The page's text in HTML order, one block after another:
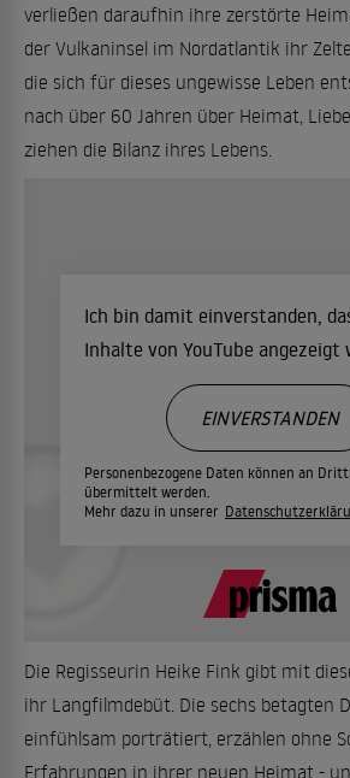
verließen daraufhin ihre zerstörte
der Vulkaninsel im Nordatlantik ihr
die sich für dieses ungewisse Leben
nach über 60 Jahren über Heimat,
ziehen die Bilanz ihres Lebens.
Ich bin damit einverstanden,
Inhalte von YouTube angezeigt
Personenbezogene Daten können an
übermittelt werden.
Mehr dazu in unserer
EINVERSTANDEN
Die Regisseurin Heike Fink gibt mit
ihr Langfilmdebüt. Die sechs betagten
einfühlsam porträtiert, erzählen ohne
Erfahrungen in ihrer neuen Heimat -